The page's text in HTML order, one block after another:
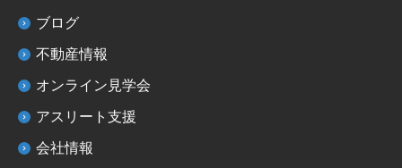
ブログ
不動産情報
オンライン見学会
アスリート支援
会社情報